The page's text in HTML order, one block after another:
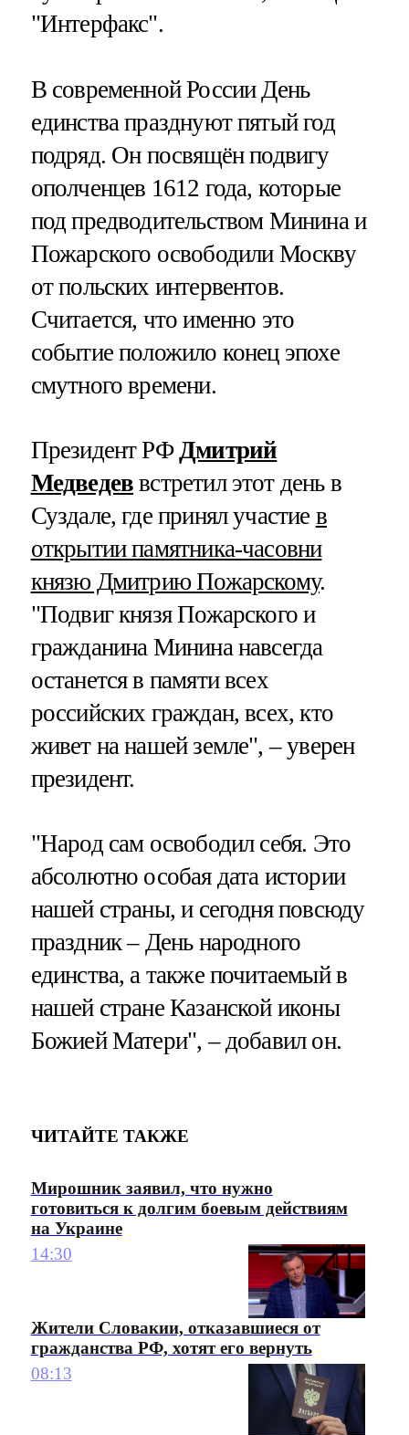
"Интерфакс".
В современной России День
единства празднуют пятый год
подряд. Он посвящён подвигу
ополченцев 1612 года, которые
под предводительством Минина и
Пожарского освободили Москву
от польских интервентов.
Считается, что именно это
событие положило конец эпохе
смутного времени.
Президент РФ Дмитрий
Медведев встретил этот день в
Суздале, где принял участие в
открытии памятника-часовни
князю Дмитрию Пожарскому.
"Подвиг князя Пожарского и
гражданина Минина навсегда
останется в памяти всех
российских граждан, всех, кто
живет на нашей земле", – уверен
президент.
"Народ сам освободил себя. Это
абсолютно особая дата истории
нашей страны, и сегодня повсюду
праздник – День народного
единства, а также почитаемый в
нашей стране Казанской иконы
Божией Матери", – добавил он.
ЧИТАЙТЕ ТАКЖЕ
Мирошник заявил, что нужно
готовиться к долгим боевым действиям
на Украине
14:30
Жители Словакии, отказавшиеся от
гражданства РФ, хотят его вернуть
08:13